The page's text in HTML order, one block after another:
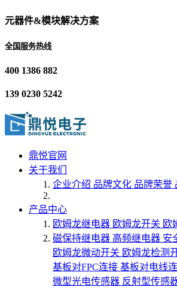
元器件&模块解决方案
全国服务热线
400 1386 882
139 0230 5242
鼎悦官网
关于我们
企业介绍 品牌文化 品牌荣誉
产品中心
欧姆龙继电器 欧姆龙开关 欧
磁保持继电器 高频继电器 安
欧姆龙微动开关 欧姆龙检测
基板对FPC连接 基板对电线
微型光电传感器 反射型传感